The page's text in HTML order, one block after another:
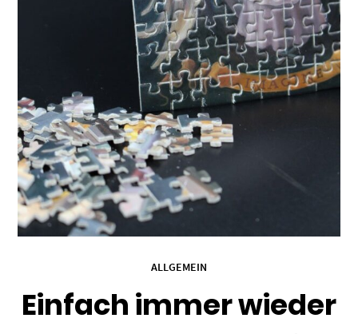
ALLGEMEIN
Einfach immer wieder